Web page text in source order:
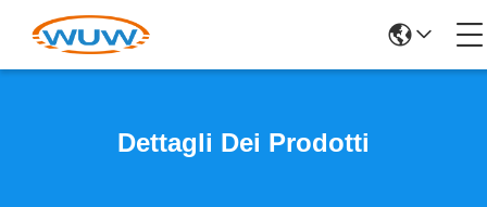
Dettagli Dei Prodotti